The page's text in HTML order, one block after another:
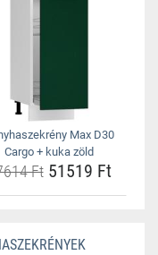
Max D30
Cargo + kuka zöld
Ft51519 Ft